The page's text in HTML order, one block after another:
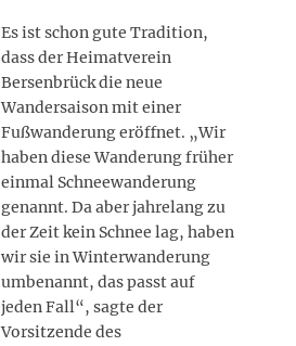
Es ist schon gute Tradition,
dass der Heimatverein
Bersenbrück die neue
Wandersaison mit einer
Fußwanderung eröffnet. „Wir
haben diese Wanderung früher
einmal Schneewanderung
genannt. Da aber jahrelang zu
der Zeit kein Schnee lag, haben
wir sie in Winterwanderung
umbenannt, das passt auf
jeden Fall“, sagte der
Vorsitzende des